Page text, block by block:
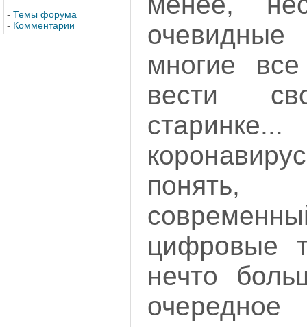
- Темы форума
- Комментарии
многие
вести
понять,
цифровые
нечто